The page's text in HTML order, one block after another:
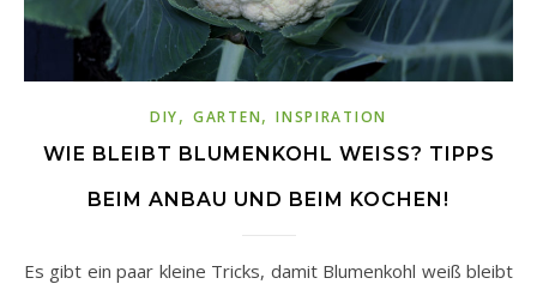
DIY,GARTEN,INSPIRATION
WIE BLEIBT BLUMENKOHL WEISS? TIPPS B
EIM ANBAU UND BEIM KOCHEN!
Es gibt ein paar kleine Tricks, damit Blumenkohl weiß bleibt